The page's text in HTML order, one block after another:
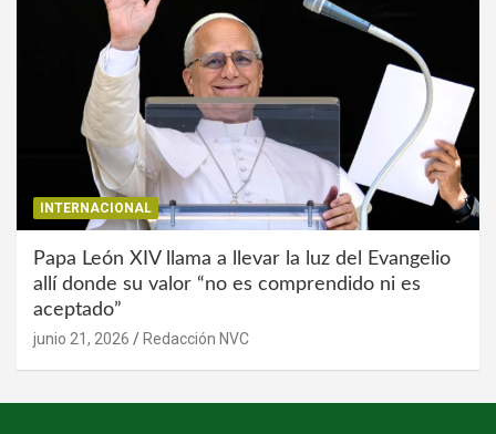
INTERNACIONAL
Papa León XIV llama a llevar la luz del Evangelio
allí donde su valor “no es comprendido ni es
aceptado”
junio 21, 2026 Redacción NVC